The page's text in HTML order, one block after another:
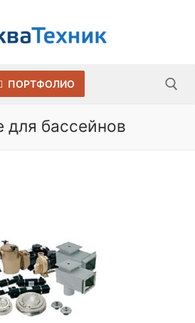
ПОРТФОЛИО
для бассейнов